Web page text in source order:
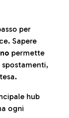
per
Sapere
permette
hub
ogni